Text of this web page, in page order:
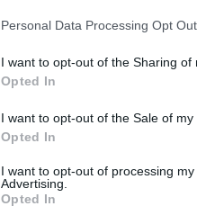
Personal Data Processing Opt
I want to opt-out of the Sharing of
Opted In
I want to opt-out of the Sale of
Opted In
I want to opt-out of processing
Advertising.
Opted In